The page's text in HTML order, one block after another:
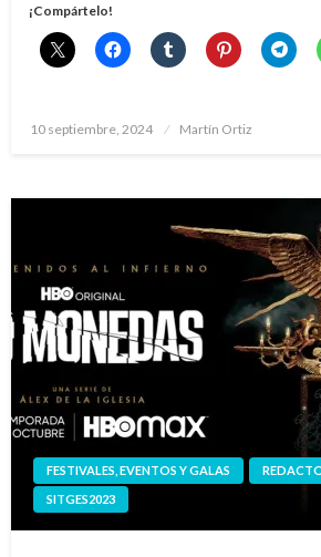
¡Compártelo!
Publicado
10 septiembre, 2024 Martín Ortiz
FESTIVALES, EVENTOS Y GALAS
SITGES2023